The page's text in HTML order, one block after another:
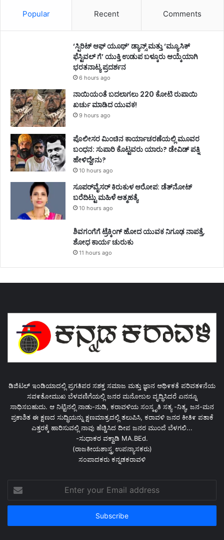
Popular Recent Comments
‘ಸ್ಪಿರಿಟ್ ಆಫ್ ಯೂಥ್’ ಡ್ಯಾನ್ಸ್ ಮತ್ತು ‘ಮ್ಯೂಸಿಕ್
ಫೆಸ್ಟಿವಲ್ ಗೆ’ ಯುಕ್ತಿ ಉಡುಪ ಬಳ್ಕೂರು ಆಯ್ಕೆಯಾಗಿ
ಭರತನಾಟ್ಯ ಪ್ರದರ್ಶನ
6 hours ago
ನಾಯಿಯಂತೆ ಬದಲಾಗಲು 220 ಕೋಟಿ ರುಪಾಯಿ
ಖರ್ಚು ಮಾಡಿದ ಯುವಕ!
9 hours ago
ಪೊಲೀಸರ ಮಿಂಚಿನ ಕಾರ್ಯಾಚರಣೆಯಲ್ಲಿ ಮೂವರ
ಬಂಧನ: ಸುಪಾರಿ ಕೊಟ್ಟವರು ಯಾರು? ಡೇವಿಡ್ ಪತ್ನಿ
ಹೇಳಿದ್ದೇನು?
10 hours ago
ಸೂಪರ್‌ವೈಸರ್‌ ಕಿರುಕುಳ ಆರೋಪ: ಡೆತ್‌ನೋಟ್‌
ಬರೆದಿಟ್ಟು ಮಹಿಳೆ ಆತ್ಮಹತ್ಯೆ
10 hours ago
ಶಿವಗಂಗೆಗೆ ಟ್ರೆಕ್ಕಿಂಗ್‌ ಹೋದ ಯುವಕ ನಿಗೂಢ ನಾಪತ್ತೆ,
ಶೋಧ ಕಾರ್ಯ ಚುರುಕು
11 hours ago
ಡಿಜಿಟಲ್ ಇಂಡಿಯಾದಲ್ಲಿ ಪ್ರಗತಿಪರ ಸಶಕ್ತ ಸಮಾಜ ಮತ್ತು ಜ್ಞಾನ ಆಥಿ೯ಕತೆ ಪರಿವತ೯ನೆಯ
ಸವ೯ತೋಮುಖ ಬೆಳವಣಿಗೆಯಲ್ಲಿ ಜನರ ಮನೋಬಲ ವೃದ್ಧಿಸಿದರೆ ಏನನ್ನೂ
ಸಾಧಿಸಬಹುದು. ಆ ನಿಟ್ಟಿನಲ್ಲಿ ನಾಡು-ನುಡಿ, ಕರಾವಳಿಯ ಸಂಸ್ಕೃತಿ ಸತ್ಯ -ನಿತ್ಯ, ಜನ-ಮನ
ಪ್ರಕಾಶಿತ ಈ ಕ್ಷಣದ ಸುದ್ಧಿಯನ್ನು ಕ್ಷಣಮಾತ್ರದಲ್ಲಿ ತಲುಪಿಸಿ, ಕರಾವಳಿ ಜನರ ಕೀತಿ೯ ಪತಾಕೆ
ಎತ್ತರಕ್ಕೆ ಹಾರಿಸುವಲ್ಲಿ ನಾವು ಹೆಚ್ಚಿಸಿದ ದೀಪ ಜನರ ಮುಂದೆ ಬೆಳಗಲಿ...
-ಸುಧಾಕರ ವಕ್ವಾಡಿ MA.BEd.
(ರಾಜಕೀಯಶಾಸ್ತ್ರ ಉಪನ್ಯಾಸಕರು)
ಸಂಪಾದಕರು ಕನ್ನಡಕರಾವಳಿ
your
Email